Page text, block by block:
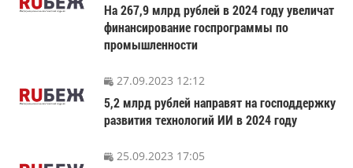
На 267,9 млрд рублей в 2024 году увеличат
финансирование госпрограммы по
промышленности
27.09.2023 12:12
5,2 млрд рублей направят на господдержку
развития технологий ИИ в 2024 году
25.09.2023 17:05